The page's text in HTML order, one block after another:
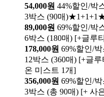
54,000원 44%할인/박
3박스 (90매
89,000원 69%할인/박
6박스 (180매) [+글루
178,000원 69%할인/박
12박스 (360매) [+글
온 미스트 1개]
356,000원 69%할인/박
3박스 (총 90매) [+ 사